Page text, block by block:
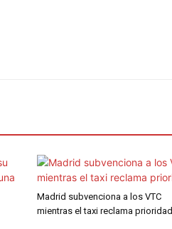
Madrid subvenciona a los VTC
mientras el taxi reclama prioridad